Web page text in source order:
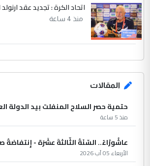
اتحاد الكرة : تجديد عقد
منذ 4 ساعة
المقالات
حتمية حصر السلاح المنفلت بيد الدولة
منذ 5 ساعة
عاشُورْاءُ.. السّنَةُ الثّالثةَ عشَرَة -
الأربعاء 05 آب 2026